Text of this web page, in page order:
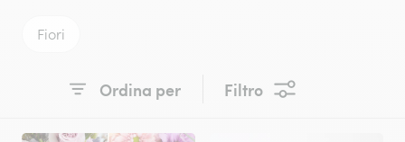
Fiori
Ordina per Filtro